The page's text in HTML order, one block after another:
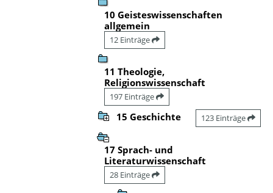
10 Geisteswissenschaften
allgemein
12 Einträge
11 Theologie,
Religionswissenschaft
197 Einträge
15 Geschichte 123 Einträge
17 Sprach- und
Literaturwissenschaft
28 Einträge